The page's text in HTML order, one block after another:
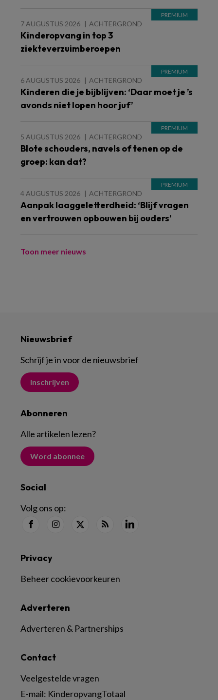
7 AUGUSTUS 2026 ACHTERGROND
Kinderopvang in top 3
ziekteverzuimberoepen
6 AUGUSTUS 2026 ACHTERGROND
Kinderen die je bijblijven: ‘Daar moet je ’s
avonds niet lopen hoor juf’
5 AUGUSTUS 2026 ACHTERGROND
Blote schouders, navels of tenen op de
groep: kan dat?
4 AUGUSTUS 2026 ACHTERGROND
Aanpak laaggeletterdheid: ‘Blijf vragen
en vertrouwen opbouwen bij ouders’
Toon meer nieuws
Nieuwsbrief
Schrijf je in voor de nieuwsbrief
Inschrijven
Abonneren
Alle artikelen lezen?
Word abonnee
Social
Volg ons op:
Contact
Veelgestelde vragen
E-mail: KinderopvangTotaal
Adverteren
Adverteren & Partnerships
Privacy
Beheer cookievoorkeuren